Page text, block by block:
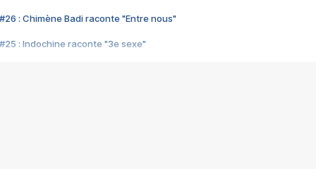
#26 : Chimène Badi raconte "Entre nous"
#25 : Indochine raconte "3e sexe"